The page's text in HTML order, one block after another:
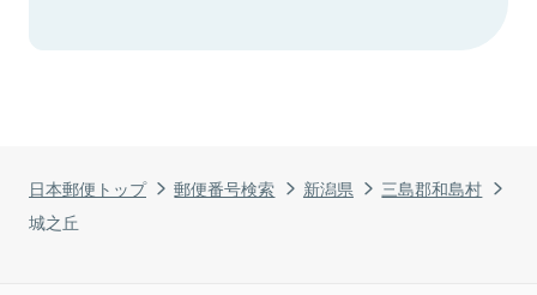
日本郵便トップ 郵便番号検索 新潟県
三島郡和島村
城之丘